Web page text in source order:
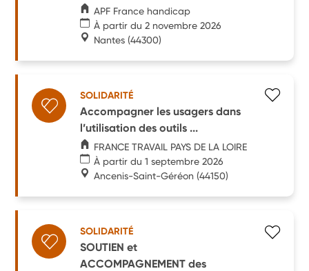
APF France handicap
À partir du 2 novembre 2026
Nantes (44300)
SOLIDARITÉ
Accompagner les usagers dans
l’utilisation des outils ...
FRANCE TRAVAIL PAYS DE LA LOIRE
À partir du 1 septembre 2026
Ancenis-Saint-Géréon (44150)
SOLIDARITÉ
SOUTIEN et
ACCOMPAGNEMENT des